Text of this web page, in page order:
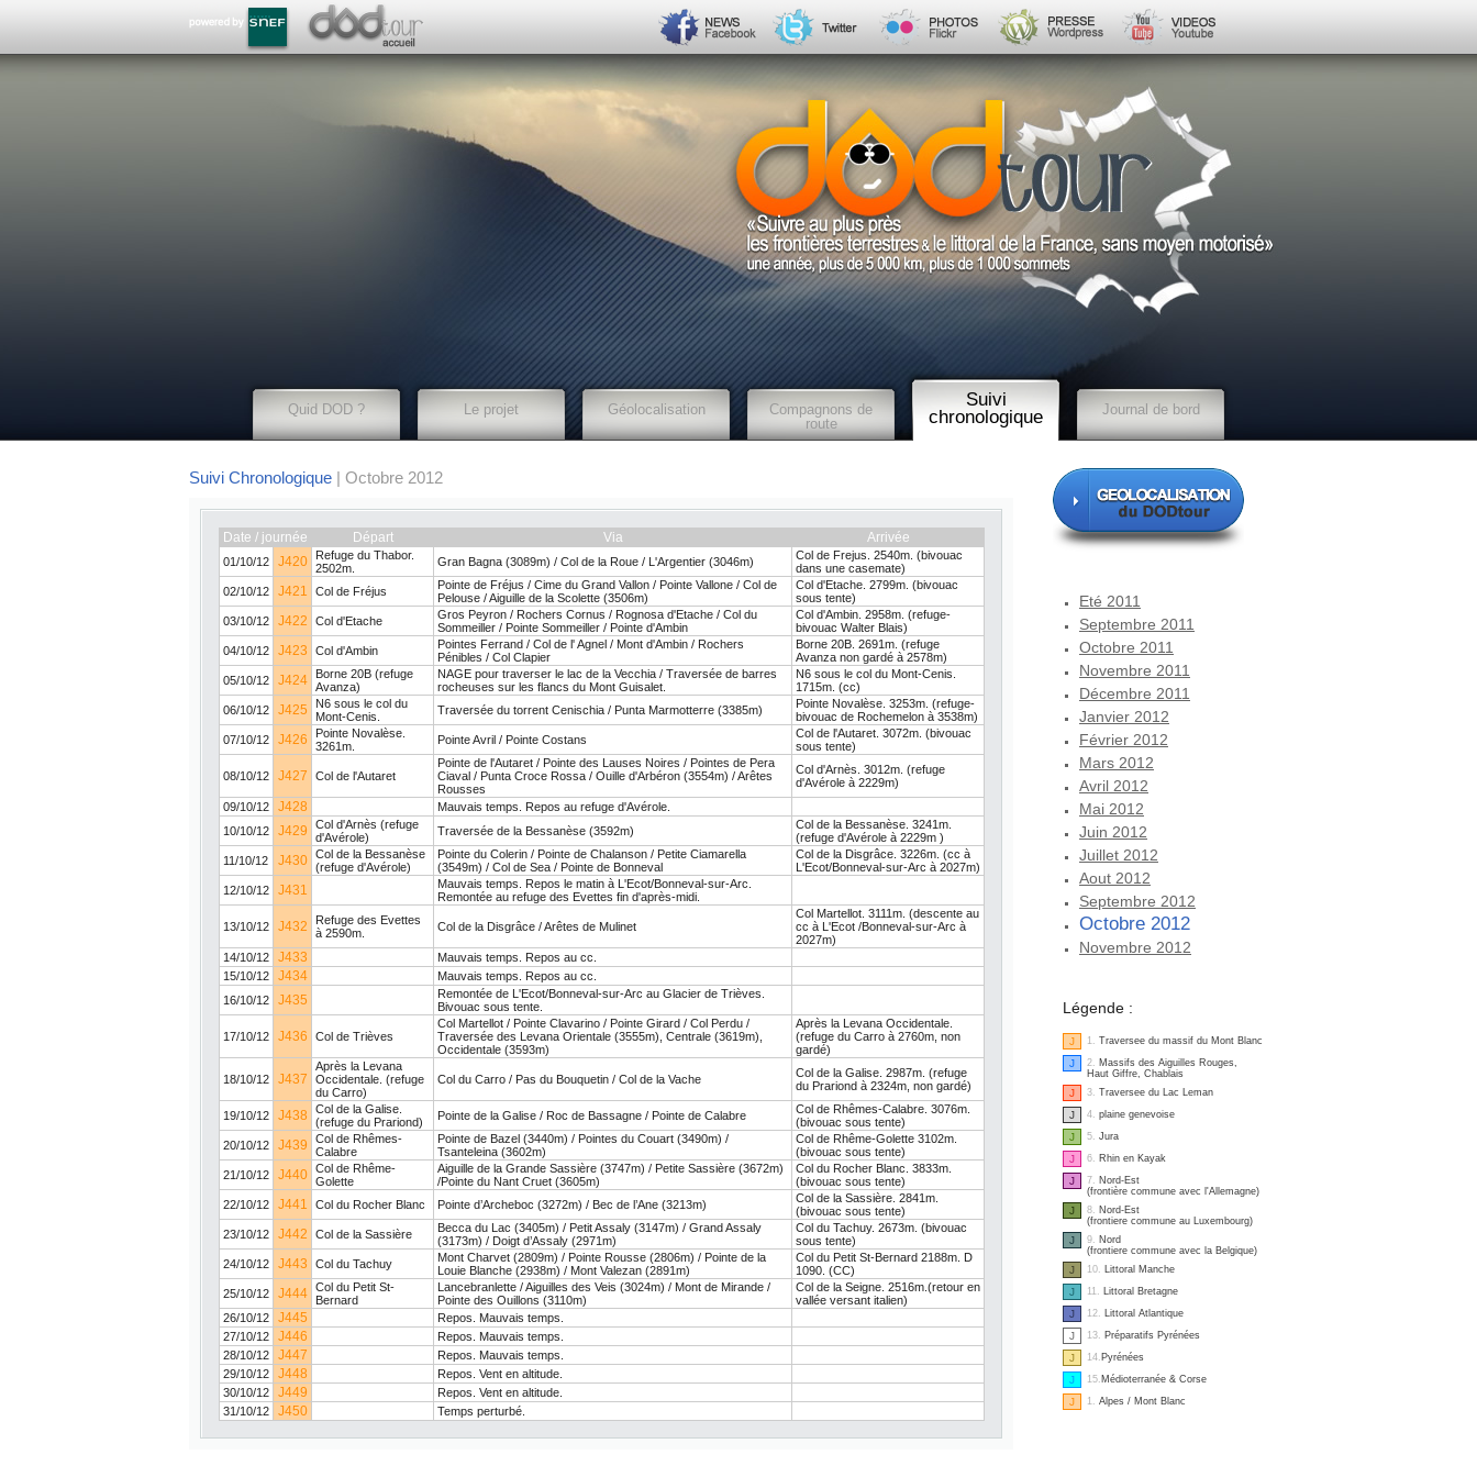
Quid DOD ? Le projet Géolocalisation
Compagnons de
route
Suivi
chronologique
Journal de bord
Eté 2011
Septembre 2011
Octobre 2011
Novembre 2011
Décembre 2011
Janvier 2012
Février 2012
Mars 2012
Avril 2012
Mai 2012
Juin 2012
Juillet 2012
Aout 2012
Septembre 2012
Octobre 2012
Novembre 2012
Légende :
J 1. Traversee du massif du Mont Blanc
J 2. Massifs des Aiguilles Rouges,
Haut Giffre, Chablais
J 3. Traversee du Lac Leman
J 4. plaine genevoise
J 5. Jura
J 6. Rhin en Kayak
J 7. Nord-Est
(frontière commune avec l'Allemagne)
J 8. Nord-Est
(frontiere commune au Luxembourg)
J 9. Nord
(frontiere commune avec la Belgique)
J 10. Littoral Manche
J 11. Littoral Bretagne
J 12. Littoral Atlantique
J 13. Préparatifs Pyrénées
J 14. Pyrénées
J 15. Médioterranée & Corse
J 1. Alpes / Mont Blanc
Suivi Chronologique | Octobre 2012
Date / journée Départ Via Arrivée
01/10/12 J420
Refuge du Thabor.
2502m.
Gran Bagna (3089m) / Col de la Roue / L'Argentier (3046m)
Col de Frejus. 2540m. (bivouac
dans une casemate)
02/10/12
J421 Col de Fréjus
Pointe de Fréjus / Cime du Grand Vallon / Pointe Vallone / Col de
Pelouse / Aiguille de la Scolette (3506m)
Col d'Etache. 2799m. (bivouac
sous tente)
03/10/12
J422 Col d'Etache
Gros Peyron / Rochers Cornus / Rognosa d'Etache / Col du
Sommeiller / Pointe Sommeiller / Pointe d'Ambin
Col d'Ambin. 2958m. (refuge-
bivouac Walter Blais)
04/10/12
J423 Col d'Ambin
Pointes Ferrand / Col de l' Agnel / Mont d'Ambin / Rochers
Pénibles / Col Clapier
Borne 20B. 2691m. (refuge
Avanza non gardé à 2578m)
05/10/12
J424
Borne 20B (refuge
Avanza)
NAGE pour traverser le lac de la Vecchia / Traversée de barres
rocheuses sur les flancs du Mont Guisalet.
N6 sous le col du Mont-Cenis.
1715m. (cc)
06/10/12
J425
N6 sous le col du
Mont-Cenis.
Traversée du torrent Cenischia / Punta Marmotterre (3385m)
Pointe Novalèse. 3253m. (refuge-
bivouac de Rochemelon à 3538m)
07/10/12
J426
Pointe Novalèse.
3261m.
Pointe Avril / Pointe Costans
Col de l'Autaret. 3072m. (bivouac
sous tente)
08/10/12 J427 Col de l'Autaret
Pointe de l'Autaret / Pointe des Lauses Noires / Pointes de Pera
Ciaval / Punta Croce Rossa / Ouille d'Arbéron (3554m) / Arêtes
Rousses
Col d'Arnès. 3012m. (refuge
d'Avérole à 2229m)
09/10/12
J428
Mauvais temps. Repos au refuge d'Avérole.
10/10/12
J429
Col d'Arnès (refuge
d'Avérole)
Traversée de la Bessanèse (3592m)
Col de la Bessanèse. 3241m.
(refuge d'Avérole à 2229m )
11/10/12
J430
Col de la Bessanèse
(refuge d'Avérole)
Pointe du Colerin / Pointe de Chalanson / Petite Ciamarella
(3549m) / Col de Sea / Pointe de Bonneval
Col de la Disgrâce. 3226m. (cc à
L'Ecot/Bonneval-sur-Arc à 2027m)
12/10/12
J431
Mauvais temps. Repos le matin à L'Ecot/Bonneval-sur-Arc.
Remontée au refuge des Evettes fin d'après-midi.
13/10/12 J432
Refuge des Evettes
à 2590m.
Col de la Disgrâce / Arêtes de Mulinet
Col Martellot. 3111m. (descente au
cc à L'Ecot /Bonneval-sur-Arc à
2027m)
14/10/12
J433
Mauvais temps. Repos au cc.
15/10/12
J434
Mauvais temps. Repos au cc.
16/10/12
J435
Remontée de L'Ecot/Bonneval-sur-Arc au Glacier de Trièves.
Bivouac sous tente.
17/10/12 J436 Col de Trièves
Col Martellot / Pointe Clavarino / Pointe Girard / Col Perdu /
Traversée des Levana Orientale (3555m), Centrale (3619m),
Occidentale (3593m)
Après la Levana Occidentale.
(refuge du Carro à 2760m, non
gardé)
18/10/12 J437
Après la Levana
Occidentale. (refuge
du Carro)
Col du Carro / Pas du Bouquetin / Col de la Vache
Col de la Galise. 2987m. (refuge
du Prariond à 2324m, non gardé)
19/10/12 J438
Col de la Galise.
(refuge du Prariond)
Pointe de la Galise / Roc de Bassagne / Pointe de Calabre
Col de Rhêmes-Calabre. 3076m.
(bivouac sous tente)
20/10/12
J439
Col de Rhêmes-
Calabre
Pointe de Bazel (3440m) / Pointes du Couart (3490m) /
Tsanteleina (3602m)
Col de Rhême-Golette 3102m.
(bivouac sous tente)
21/10/12
J440
Col de Rhême-
Golette
Aiguille de la Grande Sassière (3747m) / Petite Sassière (3672m)
/Pointe du Nant Cruet (3605m)
Col du Rocher Blanc. 3833m.
(bivouac sous tente)
22/10/12
J441 Col du Rocher Blanc Pointe d’Archeboc (3272m) / Bec de l’Ane (3213m)
Col de la Sassière. 2841m.
(bivouac sous tente)
23/10/12
J442 Col de la Sassière
Becca du Lac (3405m) / Petit Assaly (3147m) / Grand Assaly
(3173m) / Doigt d’Assaly (2971m)
Col du Tachuy. 2673m. (bivouac
sous tente)
24/10/12
J443 Col du Tachuy
Mont Charvet (2809m) / Pointe Rousse (2806m) / Pointe de la
Louie Blanche (2938m) / Mont Valezan (2891m)
Col du Petit St-Bernard 2188m. D
1090. (CC)
25/10/12
J444
Col du Petit St-
Bernard
Lancebranlette / Aiguilles des Veis (3024m) / Mont de Mirande /
Pointe des Ouillons (3110m)
Col de la Seigne. 2516m.(retour en
vallée versant italien)
26/10/12
J445
Repos. Mauvais temps.
27/10/12
J446
Repos. Mauvais temps.
28/10/12
J447
Repos. Mauvais temps.
29/10/12
J448
Repos. Vent en altitude.
30/10/12
J449
Repos. Vent en altitude.
31/10/12
J450 Temps perturbé.